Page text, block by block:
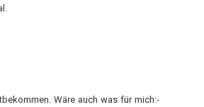
Wäre auch was für mich:-